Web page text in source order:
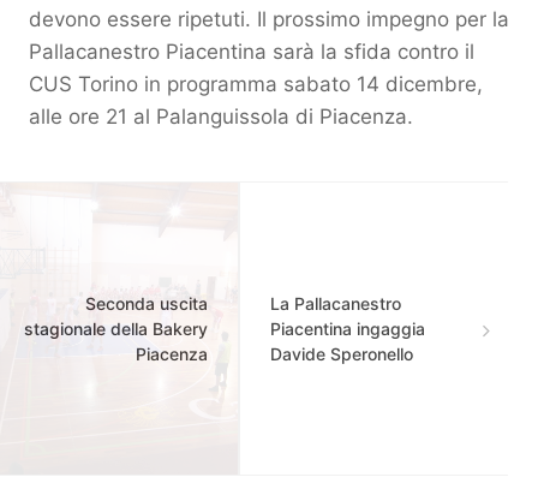
devono essere ripetuti. Il prossimo impegno per la
Pallacanestro Piacentina sarà la sfida contro il
CUS Torino in programma sabato 14 dicembre,
alle ore 21 al Palanguissola di Piacenza.
Seconda uscita
stagionale della Bakery
Piacenza
La Pallacanestro
Piacentina ingaggia
Davide Speronello